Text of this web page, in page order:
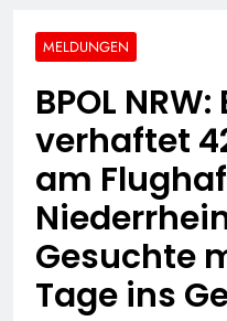
MELDUNGEN
BPOL
verhaftet
am
Gesuchte
Tage ins